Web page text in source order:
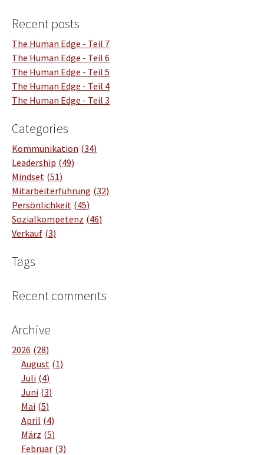
Recent posts
The Human Edge - Teil 7
The Human Edge - Teil 6
The Human Edge - Teil 5
The Human Edge - Teil 4
The Human Edge - Teil 3
Categories
Kommunikation 34
Leadership 49
Mindset 51
Mitarbeiterführung 32
Persönlichkeit 45
Sozialkompetenz 46
Verkauf 3
Tags
Recent comments
Archive
2026 28
August 1
Juli 4
Juni 3
Mai 5
April 4
März 5
Februar 3